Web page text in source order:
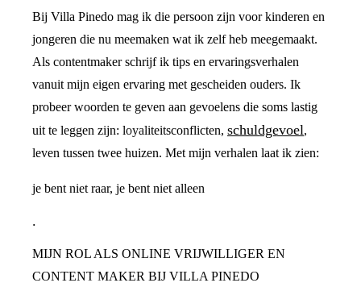
Bij Villa Pinedo mag ik die persoon zijn voor kinderen en
jongeren die nu meemaken wat ik zelf heb meegemaakt.
Als contentmaker schrijf ik tips en ervaringsverhalen
vanuit mijn eigen ervaring met gescheiden ouders. Ik
probeer woorden te geven aan gevoelens die soms lastig
uit te leggen zijn: loyaliteitsconflicten, schuldgevoel,
leven tussen twee huizen. Met mijn verhalen laat ik zien:
je bent niet raar, je bent niet alleen
.
MIJN ROL ALS ONLINE VRIJWILLIGER EN
CONTENT MAKER BIJ VILLA PINEDO